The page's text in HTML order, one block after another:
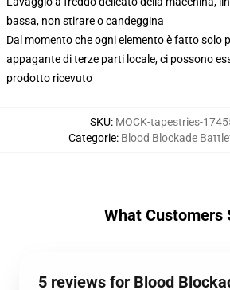
bassa, non stirare o candeggina
Dal momento che ogni elemento è fatto solo
appagante di terze parti locale, ci possono
prodotto ricevuto
SKU: MOCK-tapestries-
Categorie: Blood Blockade
What Customers
5 reviews for Blood